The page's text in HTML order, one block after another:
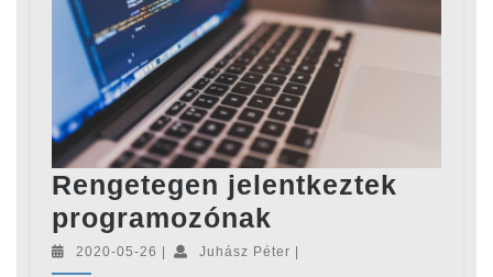
Rengetegen jelentkeztek
programozónak
jelentkeztek
2020-05-26 2020-
Juhász Péter Juhász